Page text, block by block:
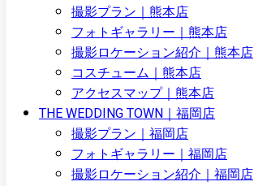
撮影プラン｜熊本店
フォトギャラリー｜熊本店
撮影ロケーション紹介｜熊本店
コスチューム｜熊本店
アクセスマップ｜熊本店
THE WEDDING TOWN｜福岡店
撮影プラン｜福岡店
フォトギャラリー｜福岡店
撮影ロケーション紹介｜福岡店